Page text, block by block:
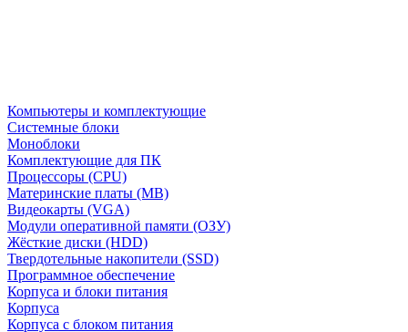
Компьютеры и комплектующие
Системные блоки
Моноблоки
Комплектующие для ПК
Процессоры (CPU)
Материнские платы (MB)
Видеокарты (VGA)
Модули оперативной памяти (ОЗУ)
Жёсткие диски (HDD)
Твердотельные накопители (SSD)
Программное обеспечение
Корпуса и блоки питания
Корпуса
Корпуса с блоком питания